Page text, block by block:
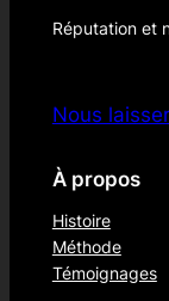
Réputation et
Nous
À propos
Histoire
Méthode
Témoignages